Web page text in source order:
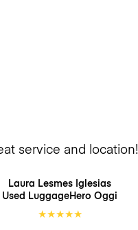
service and location!
Laura Lesmes Iglesias
Used LuggageHero Oggi
★★★★★